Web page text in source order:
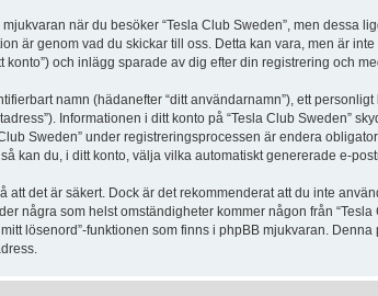
när du besöker “Tesla Club Sweden”, men dessa
är genom vad du skickar till oss. Detta kan vara, men är
konto”) och inlägg sparade av dig efter din registrering och
namn (hädanefter “ditt användarnamn”), ett
Informationen i ditt konto på “Tesla Club Sweden”
Sweden” under registreringsprocessen är endera
kan du, i ditt konto, välja vilka automatiskt genererade e-
att det är säkert. Dock är det rekommenderat att du inte
några som helst omständigheter kommer någon från
lösenord”-funktionen som finns i phpBB mjukvaran.